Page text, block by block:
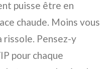
puisse être en
chaude. Moins vous
rissole. Pensez-y
pour chaque